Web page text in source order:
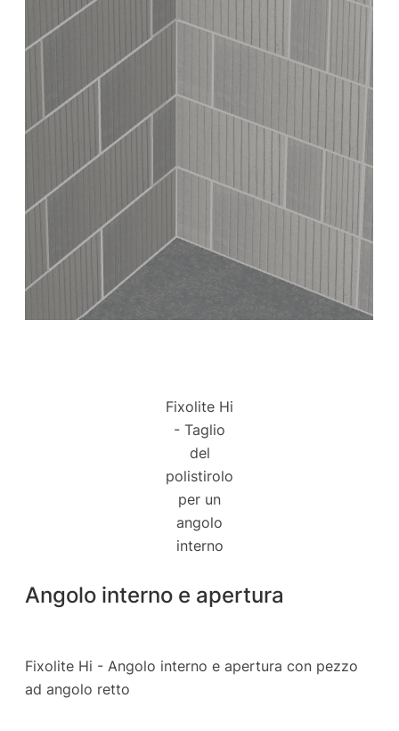
Fixolite Hi
- Taglio
del
polistirolo
per un
angolo
interno
Angolo interno e apertura
Fixolite Hi - Angolo interno e apertura con pezzo
ad angolo retto